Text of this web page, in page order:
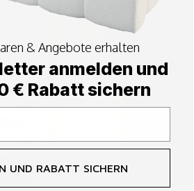
& Angebote erhalten
anmelden und
€ Rabatt sichern
UND RABATT SICHERN